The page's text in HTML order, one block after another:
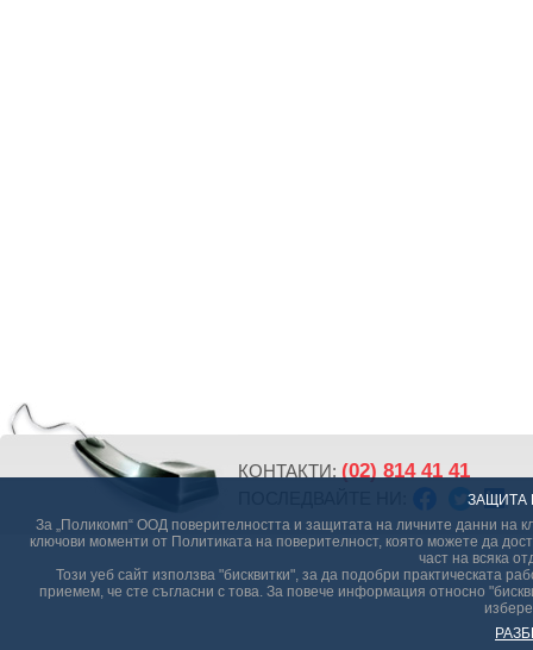
ЗАЩИТА
За „Поликомп“ ООД поверителността и защитата на личните данни на
ключови моменти от Политиката на поверителност, която можете да
част на всяка
Този уеб сайт използва "бисквитки", за да подобри практическата
приемем, че сте съгласни с това. За повече информация относно
КОНТАКТИ: (02) 814 41 41